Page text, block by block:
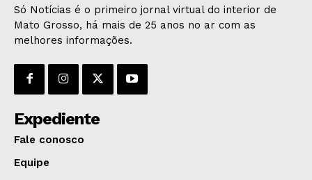
Só Notícias é o primeiro jornal virtual do interior de
Mato Grosso, há mais de 25 anos no ar com as
melhores informações.
Expediente
Fale conosco
Equipe